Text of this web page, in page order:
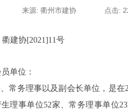
来源: 衢州市建协 点击:
衢建协[2021]11号
单位：
常务理事以及副会长单位，是在
理事单位52家、常务理事单位